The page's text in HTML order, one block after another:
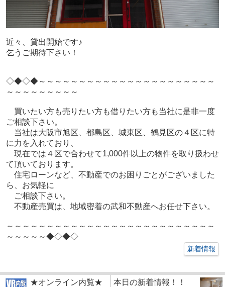
近々、貸出開始です♪
乞うご期待下さい！
◇◆◇◆～～～～～～～～～～～～～～～～～～～～～～
～～～～～～～～～
買いたい方も売りたい方も借りたい方も当社に是非一度
ご相談下さい。
当社は大阪市旭区、都島区、城東区、鶴見区の４区に特
に力を入れており、
現在では４区で合わせて1,000件以上の物件を取り扱わせ
て頂いております。
住宅ローンなど、不動産でのお困りごとがございました
ら、お気軽に
ご相談下さい。
不動産売買は、地域密着の武和不動産へお任せ下さい。
～～～～～～～～～～～～～～～～～～～～～～～～～～
～～～～～◆◇◆◇
新着情報
★オンライン内覧★ 本日の新着情報！！